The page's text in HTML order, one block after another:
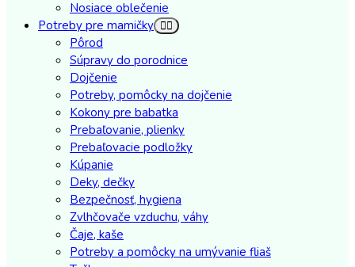
Nosiace oblečenie
Potreby pre mamičky
Pôrod
Súpravy do porodnice
Dojčenie
Potreby, pomôcky na dojčenie
Kokony pre babatka
Prebaľovanie, plienky
Prebaľovacie podložky
Kúpanie
Deky, dečky
Bezpečnosť, hygiena
Zvlhčovače vzduchu, váhy
Čaje, kaše
Potreby a pomôcky na umývanie fliaš